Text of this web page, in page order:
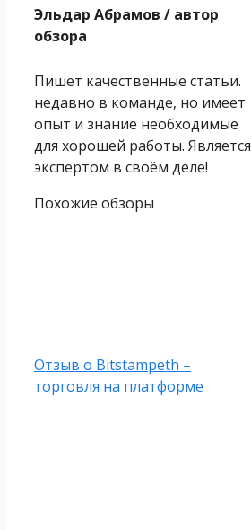
Эльдар Абрамов / автор
обзора
Пишет качественные статьи.
недавно в команде, но имеет
опыт и знание необходимые
для хорошей работы. Является
экспертом в своём деле!
Похожие обзоры
Отзыв о Bitstampeth –
торговля на платформе